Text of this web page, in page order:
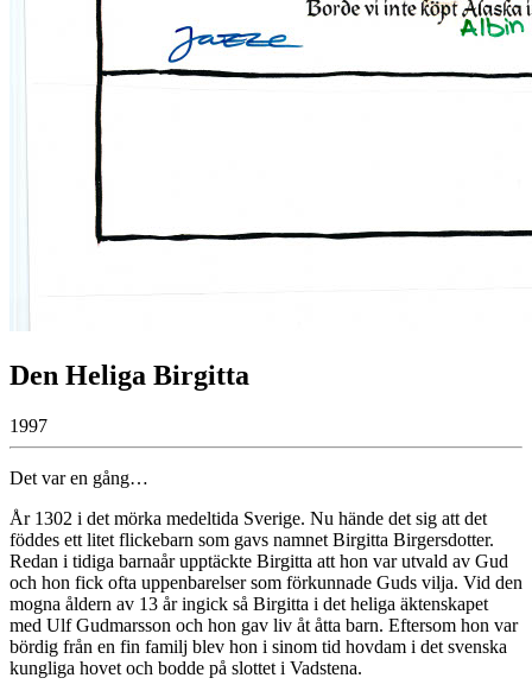
Den Heliga Birgitta
1997
Det var en gång…
År 1302 i det mörka medeltida Sverige. Nu hände det sig att det
föddes ett litet flickebarn som gavs namnet Birgitta Birgersdotter.
Redan i tidiga barnaår upptäckte Birgitta att hon var utvald av Gud
och hon fick ofta uppenbarelser som förkunnade Guds vilja. Vid den
mogna åldern av 13 år ingick så Birgitta i det heliga äktenskapet
med Ulf Gudmarsson och hon gav liv åt åtta barn. Eftersom hon var
bördig från en fin familj blev hon i sinom tid hovdam i det svenska
kungliga hovet och bodde på slottet i Vadstena.